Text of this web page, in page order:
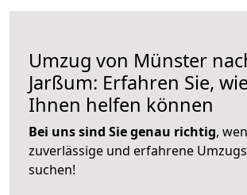
Umzug von Münster
Jarßum: Erfahren Sie,
Ihnen helfen können
Bei uns sind Sie genau richtig,
zuverlässige und erfahrene
suchen!